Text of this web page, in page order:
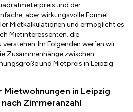
und der
aber wirkungsvolle Formel
Mietkalkulationen und ermöglicht es
Mietinteressenten, die
verstehen. Im Folgenden werfen wir
Zusammenhänge zwischen
und Mietpreis in Leipzig
in Leipzig
Zimmeranzahl